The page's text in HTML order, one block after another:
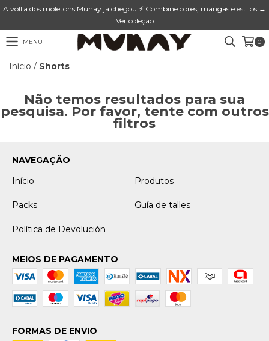
A volta dos moletons Munay já chegou ⚡ Combine cores, mangas e estilos →
Ver coleção
MENU 0
Início / Shorts
Não temos resultados para sua
pesquisa. Por favor, tente com outros
filtros
NAVEGAÇÃO
Início
Produtos
Packs Guía de talles
Política de Devolución
MEIOS DE PAGAMENTO
FORMAS DE ENVIO